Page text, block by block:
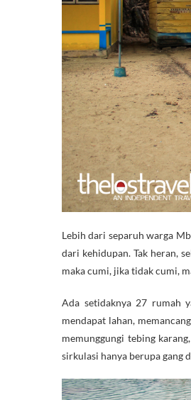
Lebih dari separuh warga
dari kehidupan. Tak heran,
maka cumi, jika tidak cumi,
Ada setidaknya 27 rumah
mendapat lahan,
memunggungi tebing
sirkulasi hanya berupa gang